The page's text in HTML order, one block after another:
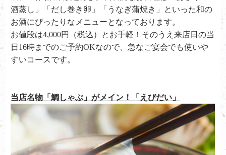
酒蒸し」「だし巻き卵」「うなぎ蒲焼き」といった和の
お酒にぴったりなメニューとなっております。
お値段は4,000円（税込）とお手軽！そのうえ来店日の当
日16時までのご予約OKなので、急なご宴会でも使いや
すいコースです。
当店名物「鯛しゃぶ」がメイン！「えびだい」